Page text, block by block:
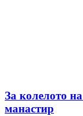
За колелото
манастир